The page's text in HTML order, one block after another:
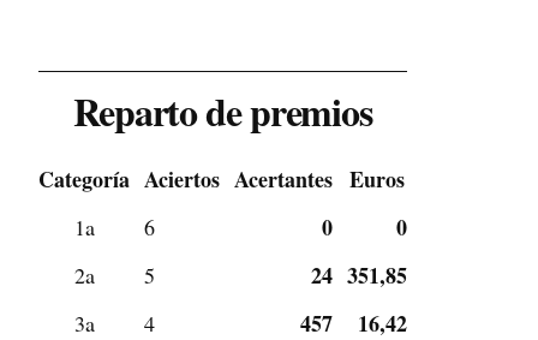
Reparto de premios
Categoría Aciertos Acertantes Euros
1a 6 0 0
2a 5 24 351,85
3a 4 457 16,42